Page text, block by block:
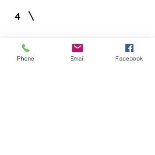
4
Nombre del servicio
Phone Email Facebook